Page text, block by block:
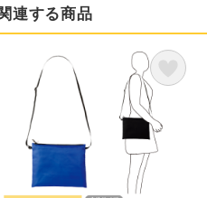
連する商品